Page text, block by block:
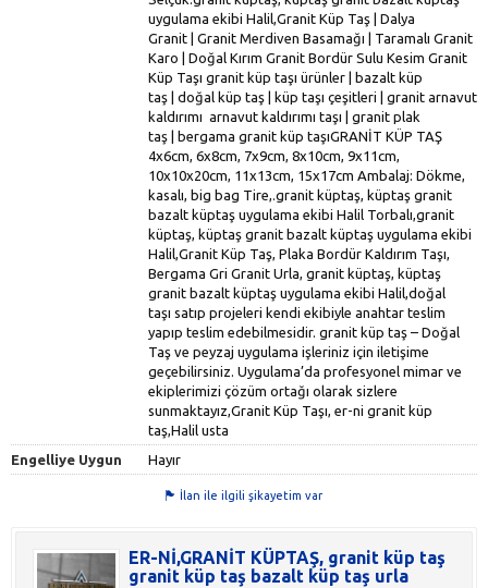
Engelliye Uygun Hayır
İlan ile ilgili şikayetim var
ER-Nİ,GRANİT KÜPTAŞ, granit küp taş
granit küp taş bazalt küp taş urla